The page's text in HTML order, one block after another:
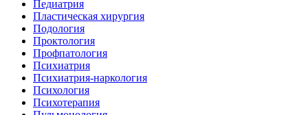
Педиатрия
Пластическая хирургия
Подология
Проктология
Профпатология
Психиатрия
Психиатрия-наркология
Психология
Психотерапия